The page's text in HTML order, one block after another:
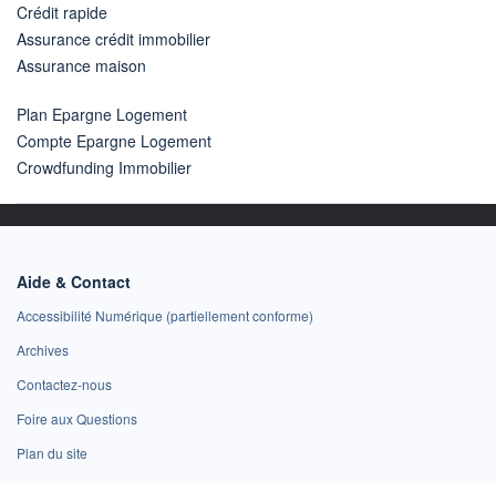
Crédit rapide
Assurance crédit immobilier
Assurance maison
Plan Epargne Logement
Compte Epargne Logement
Crowdfunding Immobilier
Aide & Contact
Accessibilité Numérique (partiellement conforme)
Archives
Contactez-nous
Foire aux Questions
Plan du site